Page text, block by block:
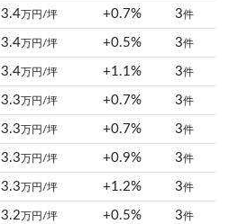
3.4万円/坪 +0.7% 3件
3.4万円/坪 +0.5% 3件
3.4万円/坪 +1.1% 3件
3.3 万円/坪 +0.7% 3件
3.3 万円/坪 +0.7% 3件
3.3 万円/坪 +0.9% 3件
3.3 万円/坪 +1.2% 3件
3.2 万円/坪 +0.5% 3件